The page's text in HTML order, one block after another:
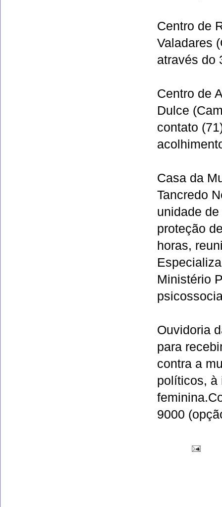
Centro de
Valadares
através do
Centro de
Dulce
contato
Casa da
Tancredo
unidade
proteção
horas,
Ministério
Ouvidoria
para
contra a
políticos, à
9000